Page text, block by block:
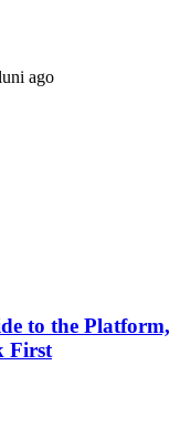
ago
to the Platform,
First